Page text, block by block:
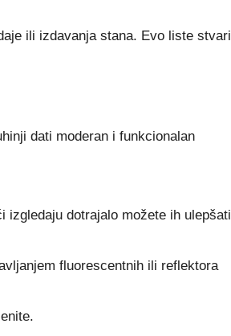
ili izdavanja stana. Evo liste stvari
dati moderan i funkcionalan
izgledaju dotrajalo možete ih ulepšati
fluorescentnih ili reflektora